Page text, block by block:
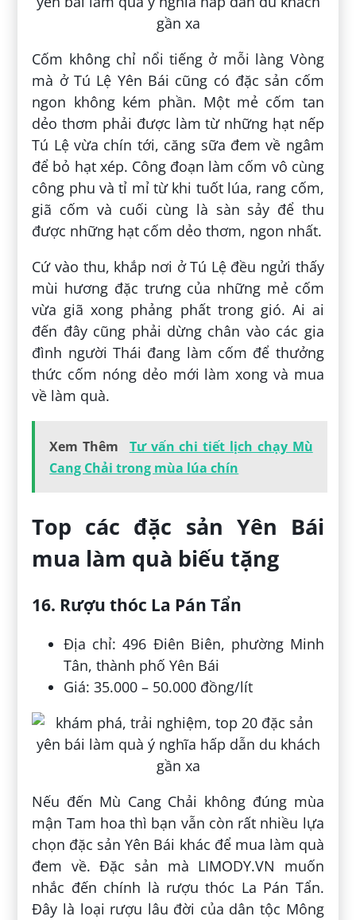
Cốm không chỉ nổi tiếng ở mỗi làng Vòng
mà ở Tú Lệ Yên Bái cũng có đặc sản cốm
ngon không kém phần. Một mẻ cốm tan
dẻo thơm phải được làm từ những hạt nếp
Tú Lệ vừa chín tới, căng sữa đem về ngâm
để bỏ hạt xép. Công đoạn làm cốm vô cùng
công phu và tỉ mỉ từ khi tuốt lúa, rang cốm,
giã cốm và cuối cùng là sàn sảy để thu
được những hạt cốm dẻo thơm, ngon nhất.
Cứ vào thu, khắp nơi ở Tú Lệ đều ngửi thấy
mùi hương đặc trưng của những mẻ cốm
vừa giã xong phảng phất trong gió. Ai ai
đến đây cũng phải dừng chân vào các gia
đình người Thái đang làm cốm để thưởng
thức cốm nóng dẻo mới làm xong và mua
về làm quà.
Xem Thêm
Tư vấn chi tiết lịch chạy Mù
Cang Chải trong mùa lúa chín
Top các đặc sản Yên Bái
mua làm quà biếu tặng
16. Rượu thóc La Pán Tẩn
Địa chỉ: 496 Điên Biên, phường Minh
Tân, thành phố Yên Bái
Giá: 35.000 – 50.000 đồng/lít
Nếu đến Mù Cang Chải không đúng mùa
mận Tam hoa thì bạn vẫn còn rất nhiều lựa
chọn đặc sản Yên Bái khác để mua làm quà
đem về. Đặc sản mà LIMODY.VN muốn
nhắc đến chính là rượu thóc La Pán Tẩn.
Đây là loại rượu lâu đời của dân tộc Mông